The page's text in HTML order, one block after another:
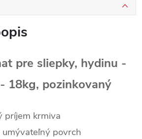
pre sliepky, hydinu -
18kg, pozinkovaný
príjem krmiva
umývateľný povrch